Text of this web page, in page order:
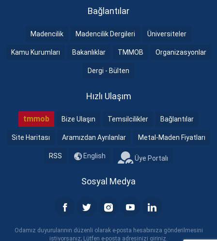
Bağlantılar
Madencilik Madencilik Dergileri Üniversiteler
Kamu Kurumları Bakanlıklar TMMOB Organizasyonlar
Dergi - Bülten
Hızlı Ulaşım
tmmob Bize Ulaşın Temsilcilikler Bağlantılar
Site Haritası Aramızdan Ayrılanlar Metal-Maden Fiyatları
RSS English Üye Portalı
Sosyal Medya
Odamız duyurularının düzenli olarak e-posta hesabınıza gönderilmesini
istiyorsanız; Lütfen e-posta adresinizi giriniz.